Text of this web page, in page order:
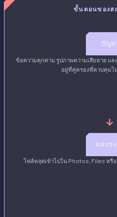
ขั้นตอนของส
ปัญห
ข้อความคุกคาม รูปภาพความเสียหาย แ
อยู่ที่คู่ครองที่ควบคุมไ
→
ผลกร
ไฟล์หลุดเข้าไปใน Photos, Files หรื